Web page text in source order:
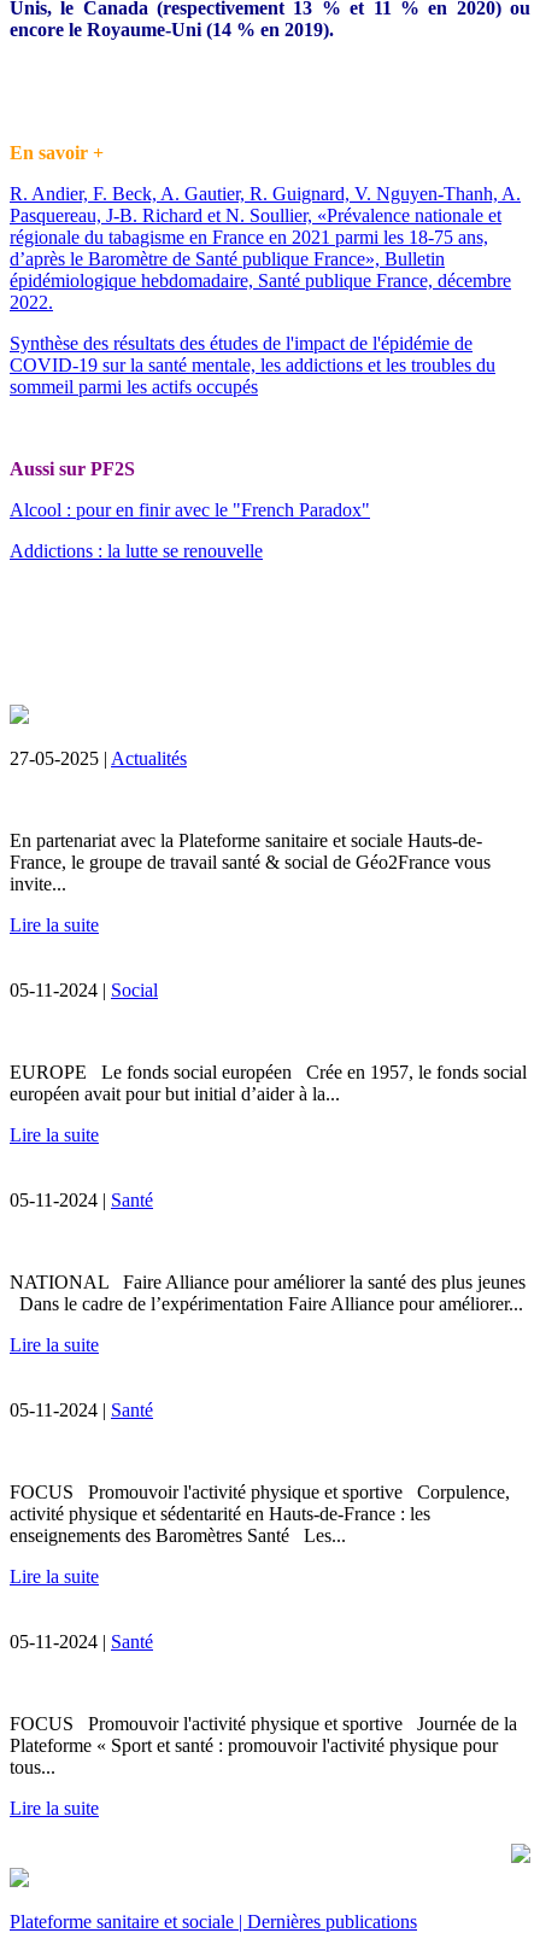
Unis, le Canada (respectivement 13 % et 11 % en 2020) ou
encore le Royaume-Uni (14 % en 2019).
En savoir +
R. Andier, F. Beck, A. Gautier, R. Guignard, V. Nguyen-Thanh, A.
Pasquereau, J-B. Richard et N. Soullier, «Prévalence nationale et
régionale du tabagisme en France en 2021 parmi les 18-75 ans,
d’après le Baromètre de Santé publique France», Bulletin
épidémiologique hebdomadaire, Santé publique France, décembre
2022.
Synthèse des résultats des études de l'impact de l'épidémie de
COVID-19 sur la santé mentale, les addictions et les troubles du
sommeil parmi les actifs occupés
Aussi sur PF2S
Alcool : pour en finir avec le "French Paradox"
Addictions : la lutte se renouvelle
27-05-2025 | Actualités
En partenariat avec la Plateforme sanitaire et sociale Hauts-de-
France, le groupe de travail santé & social de Géo2France vous
invite...
Lire la suite
05-11-2024 | Social
EUROPE Le fonds social européen Crée en 1957, le fonds social
européen avait pour but initial d’aider à la...
Lire la suite
05-11-2024 | Santé
NATIONAL Faire Alliance pour améliorer la santé des plus jeunes
Dans le cadre de l’expérimentation Faire Alliance pour améliorer...
Lire la suite
05-11-2024 | Santé
FOCUS Promouvoir l'activité physique et sportive Corpulence,
activité physique et sédentarité en Hauts-de-France : les
enseignements des Baromètres Santé Les...
Lire la suite
05-11-2024 | Santé
FOCUS Promouvoir l'activité physique et sportive Journée de la
Plateforme « Sport et santé : promouvoir l'activité physique pour
tous...
Lire la suite
Plateforme sanitaire et sociale | Dernières publications